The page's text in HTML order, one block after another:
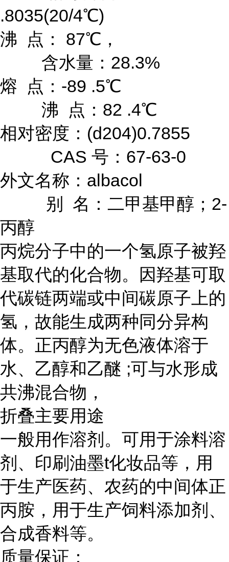
.8035(20/4℃)
沸 点： 87℃，
含水量：28.3%
熔 点：-89 .5℃
沸 点：82 .4℃
相对密度：(d204)0.7855
CAS 号：67-63-0
外文名称：albacol
别 名：二甲基甲醇；2-
丙醇
丙烷分子中的一个氢原子被羟
基取代的化合物。因羟基可取
代碳链两端或中间碳原子上的
氢，故能生成两种同分异构
体。正丙醇为无色液体溶于
水、乙醇和乙醚 ;可与水形成
共沸混合物，
折叠主要用途
一般用作溶剂。可用于涂料溶
剂、印刷油墨t化妆品等，用
于生产医药、农药的中间体正
丙胺，用于生产饲料添加剂、
合成香料等。
质量保证：